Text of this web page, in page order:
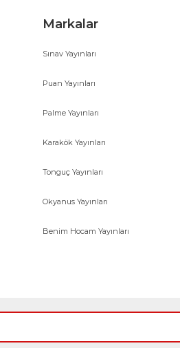
Markalar
Sınav Yayınları
Puan Yayınları
Palme Yayınları
Karakök Yayınları
Tonguç Yayınları
Okyanus Yayınları
Benim Hocam Yayınları